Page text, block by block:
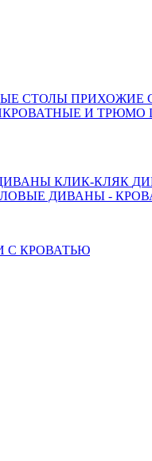
СТОЛЫ ПРИХОЖИЕ
И ТРЮМО
КЛИК-КЛЯК
ДИВАНЫ -
С КРОВАТЬЮ